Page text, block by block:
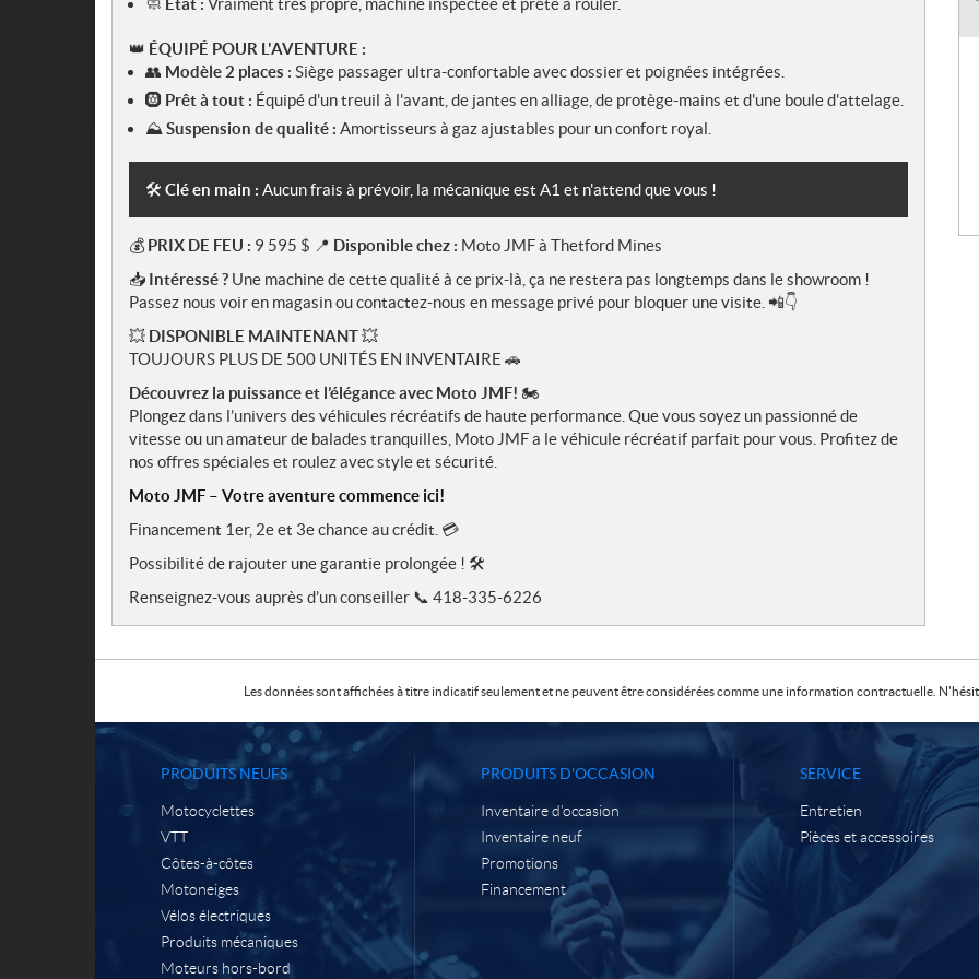
🧼 État : Vraiment très propre, machine inspectée et prête à rouler.
👑 ÉQUIPÉ POUR L'AVENTURE :
👥 Modèle 2 places : Siège passager ultra-confortable avec dossier et poignées intégrées.
🛞 Prêt à tout : Équipé d'un treuil à l'avant, de jantes en alliage, de protège-mains et d'une boule d'attelage.
⛰️ Suspension de qualité : Amortisseurs à gaz ajustables pour un confort royal.
🛠️ Clé en main : Aucun frais à prévoir, la mécanique est A1 et n'attend que vous !
💰 PRIX DE FEU : 9 595 $ 📍 Disponible chez : Moto JMF à Thetford Mines
📥 Intéressé ? Une machine de cette qualité à ce prix-là, ça ne restera pas longtemps dans le showroom !
Passez nous voir en magasin ou contactez-nous en message privé pour bloquer une visite. 📲👇
💥 DISPONIBLE MAINTENANT💥
TOUJOURS PLUS DE 500 UNITÉS EN INVENTAIRE 🚗
Découvrez la puissance et l’élégance avec Moto JMF! 🏍️
Plongez dans l’univers des véhicules récréatifs de haute performance. Que vous soyez un passionné de
vitesse ou un amateur de balades tranquilles, Moto JMF a le véhicule récréatif parfait pour vous. Profitez de
nos offres spéciales et roulez avec style et sécurité.
Moto JMF – Votre aventure commence ici!
Financement 1er, 2e et 3e chance au crédit. 💳
Possibilité de rajouter une garantie prolongée ! 🛠️
Renseignez-vous auprès d’un conseiller 📞 418-335-6226
Les données sont affichées à titre indicatif seulement et ne peuvent être considérées comme une information contractuelle.
PRODUITS NEUFS
Motocyclettes
VTT
Côtes-à-côtes
Motoneiges
Vélos électriques
Produits mécaniques
Moteurs hors-bord
PRODUITS D'OCCASION
Inventaire d’occasion
Inventaire neuf
Promotions
Financement
SERVICE
Entretien
Pièces et accessoires